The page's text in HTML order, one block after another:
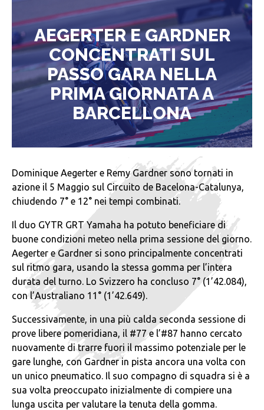
AEGERTER E GARDNER
CONCENTRATI SUL
PASSO GARA NELLA
PRIMA GIORNATA A
BARCELLONA
Dominique Aegerter e Remy Gardner sono tornati in
azione il 5 Maggio sul Circuito de Bacelona-Catalunya,
chiudendo 7° e 12° nei tempi combinati.
Il duo GYTR GRT Yamaha ha potuto beneficiare di
buone condizioni meteo nella prima sessione del giorno.
Aegerter e Gardner si sono principalmente concentrati
sul ritmo gara, usando la stessa gomma per l’intera
durata del turno. Lo Svizzero ha concluso 7° (1’42.084),
con l’Australiano 11° (1’42.649).
Successivamente, in una più calda seconda sessione di
prove libere pomeridiana, il #77 e l’#87 hanno cercato
nuovamente di trarre fuori il massimo potenziale per le
gare lunghe, con Gardner in pista ancora una volta con
un unico pneumatico. Il suo compagno di squadra si è a
sua volta preoccupato inizialmente di compiere una
lunga uscita per valutare la tenuta della gomma.